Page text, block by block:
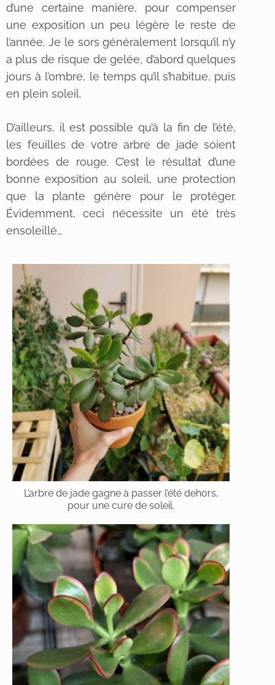
d’une certaine manière, pour compenser
une exposition un peu légère le reste de
l’année. Je le sors généralement lorsqu’il n’y
a plus de risque de gelée, d’abord quelques
jours à l’ombre, le temps qu’il s’habitue, puis
en plein soleil.
D’ailleurs, il est possible qu’à la fin de l’été,
les feuilles de votre arbre de jade soient
bordées de rouge. C’est le résultat d’une
bonne exposition au soleil, une protection
que la plante génère pour le protéger.
Évidemment, ceci nécessite un été très
ensoleillé…
L’arbre de jade gagne à passer l’été dehors,
pour une cure de soleil.